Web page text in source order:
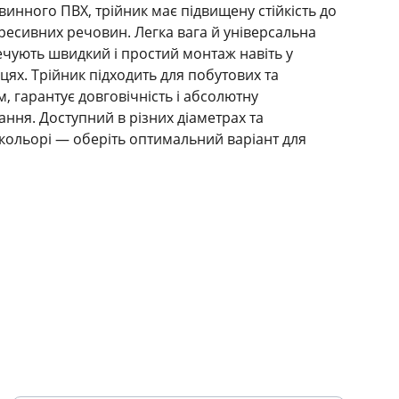
ПВХ, трійник має підвищену стійкість до
речовин. Легка вага й універсальна
швидкий і простий монтаж навіть у
Трійник підходить для побутових та
довговічність і абсолютну
Доступний в різних діаметрах та
— оберіть оптимальний варіант для